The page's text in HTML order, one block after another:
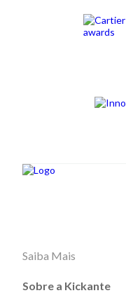
Saiba Mais
Sobre a Kickante